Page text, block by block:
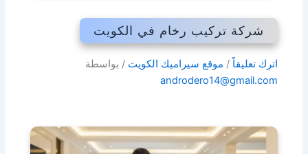
شركة تركيب رخام في الكويت
اترك تعليقاً / موقع سيراميك الكويت / بواسطة
androdero14@gmail.com